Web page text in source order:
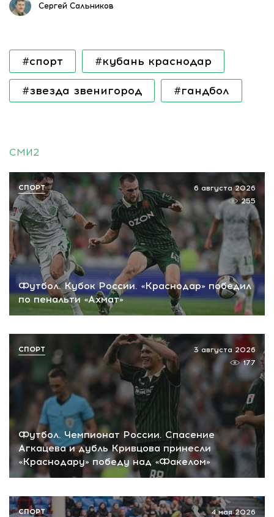
Сергей Сальников
#спорт #кубань краснодар
#звезда звенигород #гандбол
СМИ2
Футбол. Кубок России. «Краснодар» победил
по пенальти «Ахмат»
6 августа 2026
255
СПОРТ
Футбол. Чемпионат России. Спасение
Агкацева и дубль Кривцова принесли
«Краснодару» победу над «Факелом»
3 августа 2026
177
СПОРТ
4 мая 2026
СПОРТ